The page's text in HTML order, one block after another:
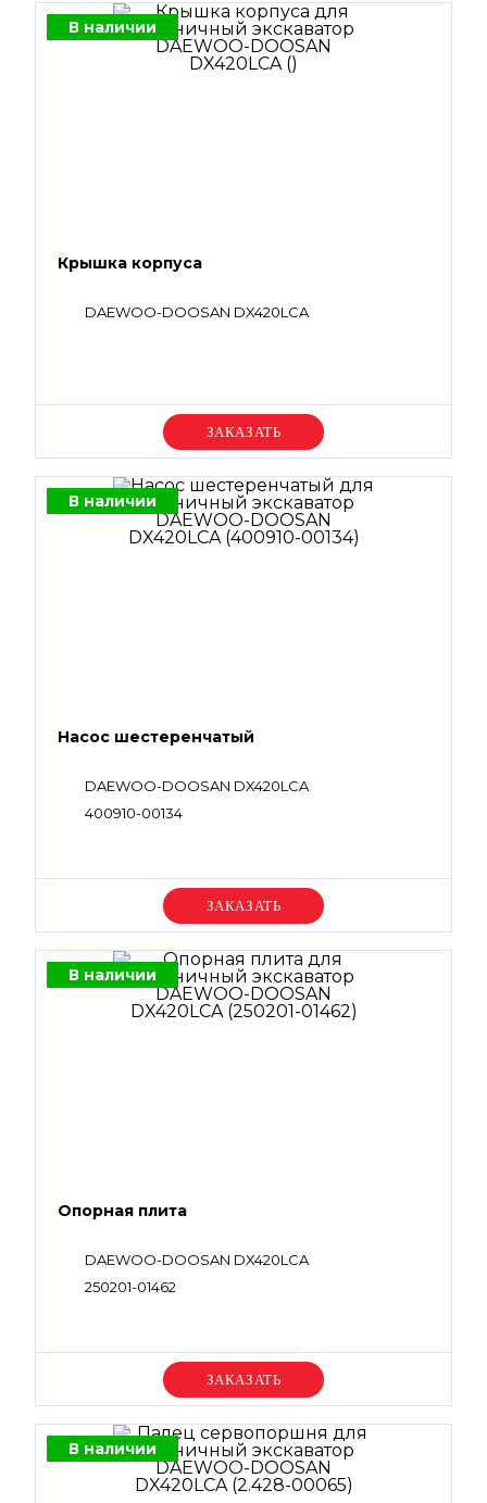
В наличии
Крышка корпуса
DAEWOO-DOOSAN DX420LCA
Уточняйте цену
В наличии
Насос шестеренчатый
DAEWOO-DOOSAN DX420LCA
400910-00134
Уточняйте цену
В наличии
Опорная плита
DAEWOO-DOOSAN DX420LCA
250201-01462
Уточняйте цену
В наличии